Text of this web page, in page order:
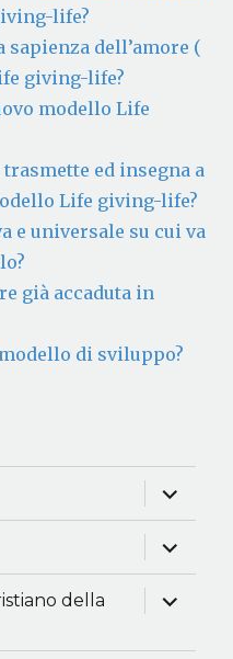
life?
sapienza dell’amore (
giving-life?
modello Life
ed insegna a
Life giving-life?
e universale su cui va
già accaduta in
di sviluppo?
apri
i
menu
child
apri
i
menu
child
della
apri
i
child